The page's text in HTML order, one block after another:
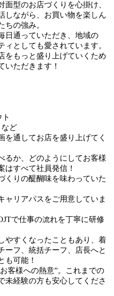
面型のお店づくりを心掛け、
しながら、お買い物を楽しん
ちの強み。
日通っていただき、地域の
ィとしても愛されています。
をもっと盛り上げていくため
いただきます！
ど
を通してお店を盛り上げてく
るか、どのようにしてお客様
はすべて社員発信！
くりの醍醐味を味わっていた
ャリアパスをご用意していま
で仕事の流れを丁寧に研修
やすくなったこともあり、着
ーフ、統括チーフ、店長へと
も可能！
客様への熱意”。これまでの
未経験の方も安心してくださ